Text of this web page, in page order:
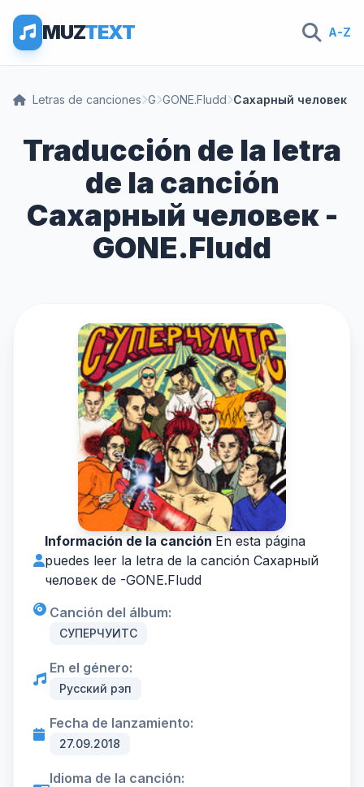
MUZTEXT A-Z
Letras de canciones G GONE.Fludd Сахарный человек
Traducción de la letra
de la canción
Сахарный человек -
GONE.Fludd
Información de la canción En esta página
puedes leer la letra de la canción Сахарный
человек de -GONE.Fludd
Canción del álbum:
СУПЕРЧУИТС
En el género:
Русский рэп
Fecha de lanzamiento:
27.09.2018
Idioma de la canción: